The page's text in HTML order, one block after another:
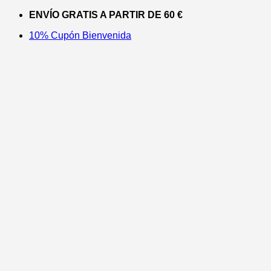
Saltar
contenido
ENVÍO GRATIS A PARTIR DE 60 €
10% Cupón Bienvenida